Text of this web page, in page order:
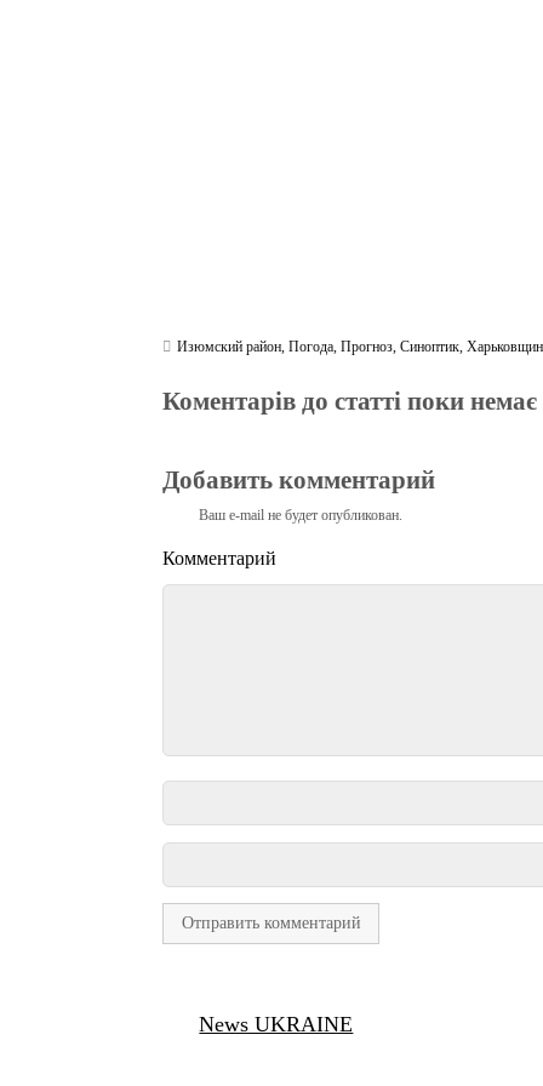
Изюмский район,Погода,Прогноз,Синоптик,
Коментарів до статті поки немає
Добавить комментарий
Ваш e-mail не будет опубликован.
Комментарий
News UKRAINE